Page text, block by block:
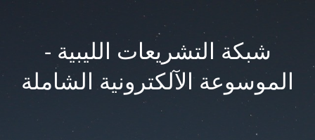
شبكة التشريعات الليبية -
الموسوعة الآلكترونية الشاملة